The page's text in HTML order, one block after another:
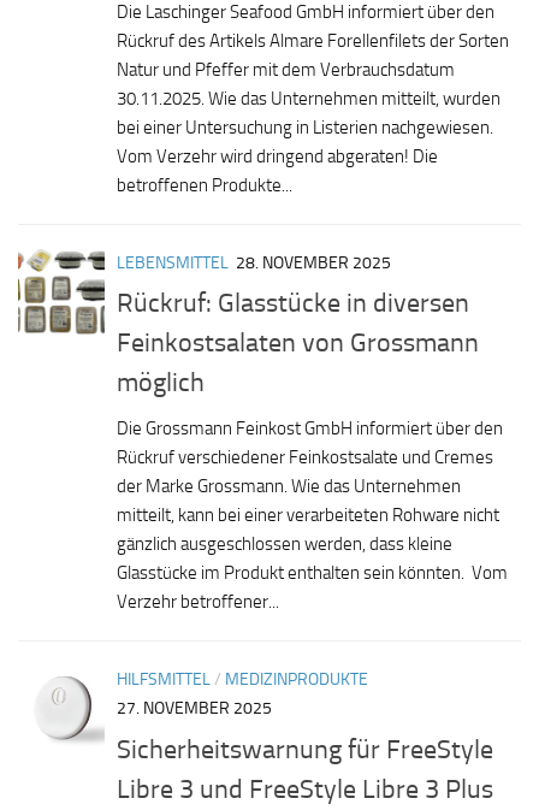
Die Laschinger Seafood GmbH informiert über den
Rückruf des Artikels Almare Forellenfilets der Sorten
Natur und Pfeffer mit dem Verbrauchsdatum
30.11.2025. Wie das Unternehmen mitteilt, wurden
bei einer Untersuchung in Listerien nachgewiesen.
Vom Verzehr wird dringend abgeraten! Die
betroffenen Produkte...
LEBENSMITTEL 28. NOVEMBER 2025
Rückruf: Glasstücke in diversen
Feinkostsalaten von Grossmann
möglich
Die Grossmann Feinkost GmbH informiert über den
Rückruf verschiedener Feinkostsalate und Cremes
der Marke Grossmann. Wie das Unternehmen
mitteilt, kann bei einer verarbeiteten Rohware nicht
gänzlich ausgeschlossen werden, dass kleine
Glasstücke im Produkt enthalten sein könnten. Vom
Verzehr betroffener...
HILFSMITTEL/ MEDIZINPRODUKTE
27. NOVEMBER 2025
Sicherheitswarnung für FreeStyle
Libre 3 und FreeStyle Libre 3 Plus